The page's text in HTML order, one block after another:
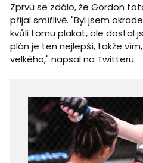
Zprvu se zdálo, že Gordon
přijal smířlivě. "Byl jsem
kvůli tomu plakat, ale dostal
plán je ten nejlepší, takže
velkého," napsal na Twitteru.